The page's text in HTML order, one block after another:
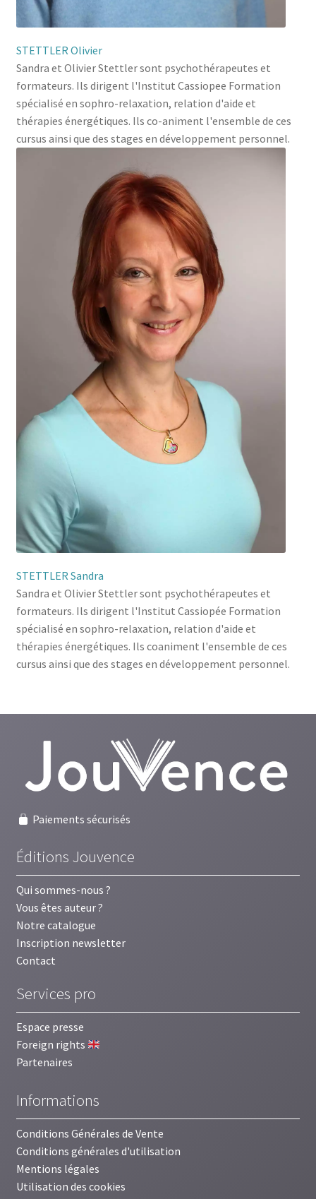
STETTLER Olivier
Sandra et Olivier Stettler sont psychothérapeutes et
formateurs. Ils dirigent l'Institut Cassiopee Formation
spécialisé en sophro-relaxation, relation d'aide et
thérapies énergétiques. Ils co-animent l'ensemble de ces
cursus ainsi que des stages en développement personnel.
STETTLER Sandra
Sandra et Olivier Stettler sont psychothérapeutes et
formateurs. Ils dirigent l'Institut Cassiopée Formation
spécialisé en sophro-relaxation, relation d'aide et
thérapies énergétiques. Ils coaniment l'ensemble de ces
cursus ainsi que des stages en développement personnel.
Paiements sécurisés
Éditions Jouvence
Qui sommes-nous ?
Vous êtes auteur ?
Notre catalogue
Inscription newsletter
Contact
Services pro
Espace presse
Foreign rights
Partenaires
Informations
Conditions Générales de Vente
Conditions générales d'utilisation
Mentions légales
Utilisation des cookies